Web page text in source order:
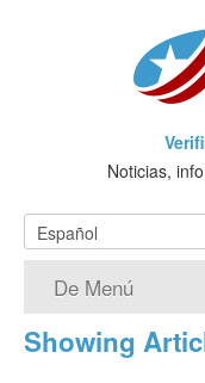
Noticias,
De Menú
Página de inicio
Showing